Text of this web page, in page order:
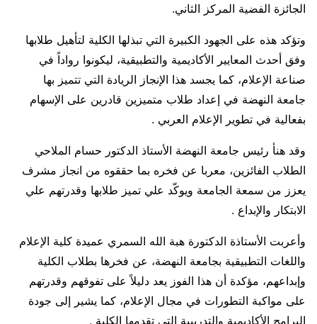
الجائزة الفضية المركز الثاني.
وتؤكد هذه على الجهود الكبيرة التي تبذلها الكلية لتأهيل طلابها
وفق أحدث المعايير الأكاديمية والتطبيقية، ليكونوا رواداً في
صناعة الإعلام، كما يجسد هذا الإنجاز الريادة التي تتميز بها
جامعة النهضة في إعداد طلاب متميزين قادرين على الإسهام
بفعالية في تطوير الإعلام العربي .
وقد هنأ رئيس جامعة النهضة الأستاذ الدكتور حسام الملاحي
الطلاب الفائزين، معربا عن فخره بما حققوه من انجاز مشرف
يعزز من سمعة الجامعة ويوكّد علي تميز طلابها وقدرتهم علي
الابتكار والإبداع .
وأعربت الأستاذة الدكتورة هبة الله السمري عميدة كلية الإعلام
واللغات التطبيقية بجامعة النهضة، عن فخرها بطلاب الكلية
وإبداعهم، مؤكدة أن هذا الفوز يعد دليلاً على تفوقهم وقدرتهم
على مواكبة التطورات في مجال الإعلام، كما يشير إلى جودة
البرامج الأكاديمية والتدريبية التي تقدمها الكلية .